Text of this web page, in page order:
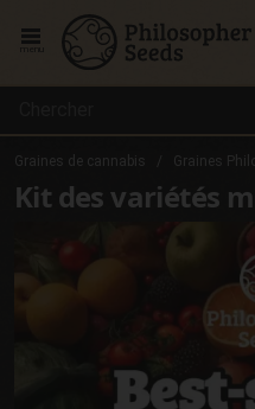
Graines de cannabis Graines
Kit des variétés